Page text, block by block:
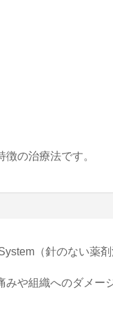
の治療法です。
（針のない薬
や組織へのダメー